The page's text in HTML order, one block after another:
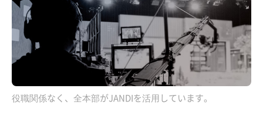
役職関係なく、全本部がJANDIを活用しています。